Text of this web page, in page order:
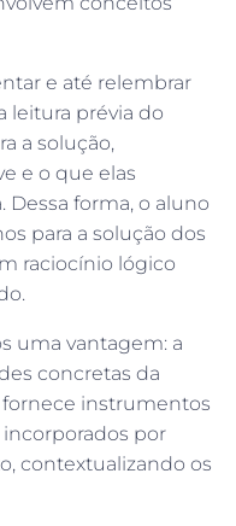
e até relembrar
leitura prévia do
a solução,
e o que elas
forma, o aluno
para a solução dos
raciocínio lógico
uma vantagem: a
concretas da
fornece instrumentos
por
contextualizando os